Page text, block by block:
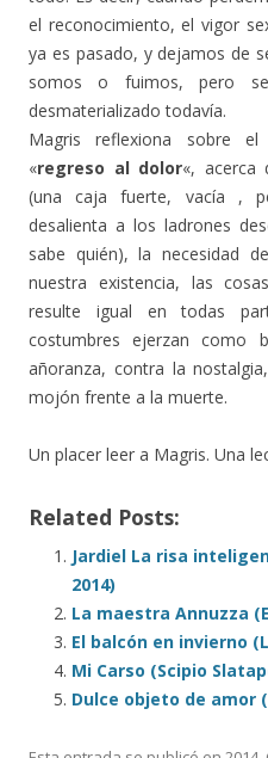
el reconocimiento, el vigor
ya es pasado, y dejamos de
somos o fuimos, pero
desmaterializado todavía.
Magris reflexiona sobre
«regreso al dolor«, acerca
(una caja fuerte, vacía ,
desalienta a los ladrones
sabe quién), la necesidad
nuestra existencia, las
resulte igual en todas
costumbres ejerzan como
añoranza, contra la
mojón frente a la muerte.
Un placer leer a Magris. Una
Related Posts:
Jardiel La risa
2014)
La maestra Annuzza
El balcón en invierno
Mi Carso (Scipio
Dulce objeto de amor